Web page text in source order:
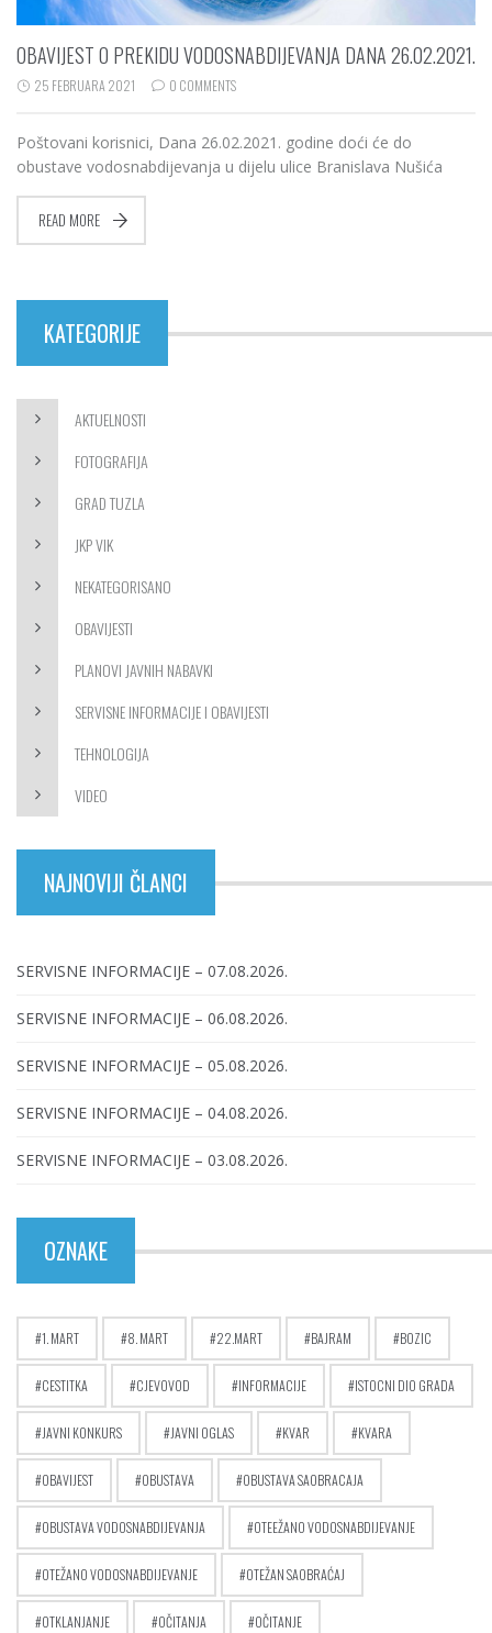
OBAVIJEST O PREKIDU VODOSNABDIJEVANJA DANA 26.02.2021.
25 FEBRUARA 2021 0 COMMENTS
Poštovani korisnici, Dana 26.02.2021. godine doći će do
obustave vodosnabdijevanja u dijelu ulice Branislava Nušića
READ MORE
KATEGORIJE
AKTUELNOSTI
FOTOGRAFIJA
GRAD TUZLA
JKP VIK
NEKATEGORISANO
OBAVIJESTI
PLANOVI JAVNIH NABAVKI
SERVISNE INFORMACIJE I OBAVIJESTI
TEHNOLOGIJA
VIDEO
NAJNOVIJI ČLANCI
SERVISNE INFORMACIJE – 07.08.2026.
SERVISNE INFORMACIJE – 06.08.2026.
SERVISNE INFORMACIJE – 05.08.2026.
SERVISNE INFORMACIJE – 04.08.2026.
SERVISNE INFORMACIJE – 03.08.2026.
OZNAKE
1. MART 8. MART 22.MART BAJRAM BOZIC
CESTITKA CJEVOVOD INFORMACIJE ISTOCNI DIO GRADA
JAVNI KONKURS JAVNI OGLAS KVAR KVARA
OBAVIJEST OBUSTAVA OBUSTAVA SAOBRACAJA
OBUSTAVA VODOSNABDIJEVANJA OTEEŽANO VODOSNABDIJEVANJE
OTEŽANO VODOSNABDIJEVANJE OTEŽAN SAOBRAĆAJ
OTKLANJANJE OČITANJA OČITANJE